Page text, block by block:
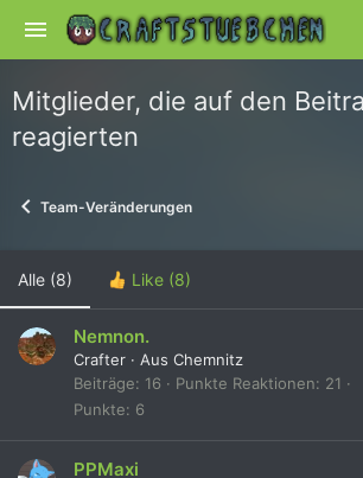
Mitglieder, die auf den
reagierten
Team-Veränderungen
Alle (8) Like (8)
Nemnon.
Crafter · Aus Chemnitz
Beiträge
16 Punkte Reaktionen
21
Punkte
6
PPMaxi